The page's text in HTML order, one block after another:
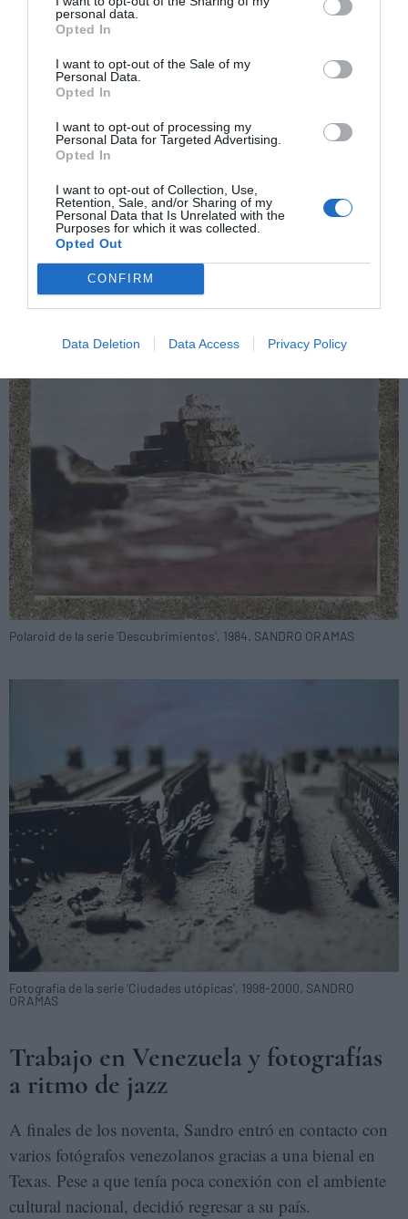
personal data.
Opted In
I want to opt-out of the Sale of my
Personal Data.
Opted In
I want to opt-out of processing my
Personal Data for Targeted Advertising.
Opted In
I want to opt-out of Collection, Use,
Retention, Sale, and/or Sharing of my
Personal Data that Is Unrelated with the
Purposes for which it was collected.
Opted Out
CONFIRM
Data Deletion Data Access Privacy Policy
la relación que existe entre la memoria y la
- La memoria es como un archivo donde tú guardas
cosas. Uno va reconstruyendo de manera imaginaria.
Esa arqueología ficticia pretende recrear esa realidad
imaginaria. En realidad, lo que fotografías afuera es una
proyección de tu realidad interior. Hay una voluntad en
indagar en cómo es el ser. El desarraigo causa lugares
de memoria. La memoria es un lugar tangible para
habitar.
Polaroid de la serie 'Descubrimientos', 1984. SANDRO ORAMAS
Fotografía de la serie 'Ciudades utópicas', 1998-2000. SANDRO
ORAMAS
Trabajo en Venezuela y fotografías
a ritmo de jazz
A finales de los noventa, Sandro entró en contacto con
varios fotógrafos venezolanos gracias a una bienal en
Texas. Pese a que tenía poca conexión con el ambiente
cultural nacional, decidió regresar a su país.